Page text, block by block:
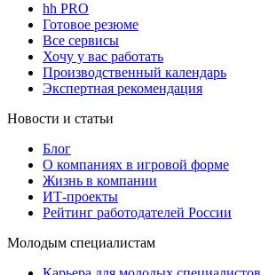
hh PRO
Готовое резюме
Все сервисы
Хочу у вас работать
Производственный календарь
Экспертная рекомендация
Новости и статьи
Блог
О компаниях в игровой форме
Жизнь в компании
ИТ-проекты
Рейтинг работодателей России
Молодым специалистам